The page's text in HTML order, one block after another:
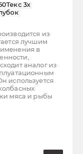
3х
из
лучшим
в
аналог из
используется
мяса и рыбы